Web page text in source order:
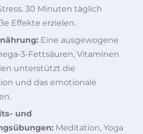
30 Minuten täglich
Effekte erzielen.
Eine ausgewogene
3-Fettsäuren, Vitaminen
unterstützt die
und das emotionale
und
Meditation, Yoga